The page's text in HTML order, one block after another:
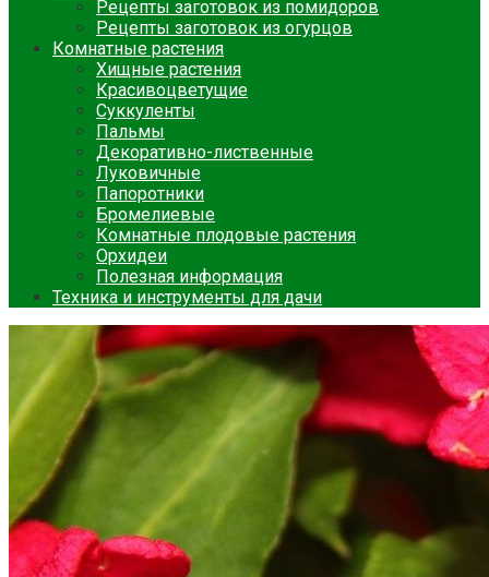
Рецепты заготовок из помидоров
Рецепты заготовок из огурцов
Комнатные растения
Хищные растения
Красивоцветущие
Суккуленты
Пальмы
Декоративно-лиственные
Луковичные
Папоротники
Бромелиевые
Комнатные плодовые растения
Орхидеи
Полезная информация
Техника и инструменты для дачи